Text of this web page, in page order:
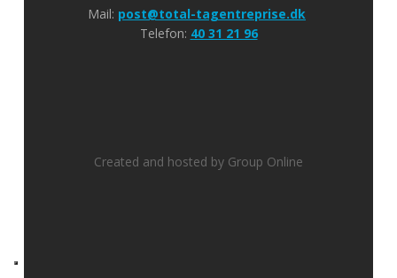
Mail: post@total-tagentreprise.dk
Telefon: 40 31 21 96
Created and hosted by Group Online